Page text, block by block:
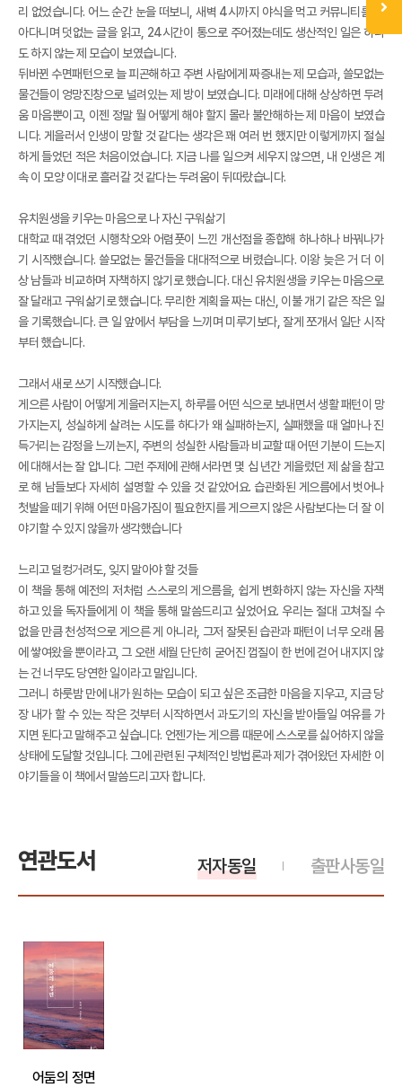
리 없었습니다. 어느 순간 눈을 떠보니, 새벽 4시까지 야식을 먹고 커뮤니티를 돌
아다니며 덧없는 글을 읽고, 24시간이 통으로 주어졌는데도 생산적인 일은 하나
도 하지 않는 제 모습이 보였습니다.
뒤바뀐 수면패턴으로 늘 피곤해하고 주변 사람에게 짜증내는 제 모습과, 쓸모없는
물건들이 엉망진창으로 널려있는 제 방이 보였습니다. 미래에 대해 상상하면 두려
움 마음뿐이고, 이젠 정말 뭘 어떻게 해야 할지 몰라 불안해하는 제 마음이 보였습
니다. 게을러서 인생이 망할 것 같다는 생각은 꽤 여러 번 했지만 이렇게까지 절실
하게 들었던 적은 처음이었습니다. 지금 나를 일으켜 세우지 않으면, 내 인생은 계
속 이 모양 이대로 흘러갈 것 같다는 두려움이 뒤따랐습니다.
유치원생을 키우는 마음으로 나 자신 구워삶기
대학교 때 겪었던 시행착오와 어렴풋이 느낀 개선점을 종합해 하나하나 바꿔나가
기 시작했습니다. 쓸모없는 물건들을 대대적으로 버렸습니다. 이왕 늦은 거 더 이
상 남들과 비교하며 자책하지 않기로 했습니다. 대신 유치원생을 키우는 마음으로
잘 달래고 구워삶기로 했습니다. 무리한 계획을 짜는 대신, 이불 개기 같은 작은 일
을 기록했습니다. 큰 일 앞에서 부담을 느끼며 미루기보다, 잘게 쪼개서 일단 시작
부터 했습니다.
그래서 새로 쓰기 시작했습니다.
게으른 사람이 어떻게 게을러지는지, 하루를 어떤 식으로 보내면서 생활 패턴이 망
가지는지, 성실하게 살려는 시도를 하다가 왜 실패하는지, 실패했을 때 얼마나 진
득거리는 감정을 느끼는지, 주변의 성실한 사람들과 비교할 때 어떤 기분이 드는지
에 대해서는 잘 압니다. 그런 주제에 관해서라면 몇 십 년간 게을렀던 제 삶을 참고
로 해 남들보다 자세히 설명할 수 있을 것 같았어요. 습관화된 게으름에서 벗어나
첫발을 떼기 위해 어떤 마음가짐이 필요한지를 게으르지 않은 사람보다는 더 잘 이
야기할 수 있지 않을까 생각했습니다
느리고 덜컹거려도, 잊지 말아야 할 것들
이 책을 통해 예전의 저처럼 스스로의 게으름을, 쉽게 변화하지 않는 자신을 자책
하고 있을 독자들에게 이 책을 통해 말씀드리고 싶었어요. 우리는 절대 고쳐질 수
없을 만큼 천성적으로 게으른 게 아니라, 그저 잘못된 습관과 패턴이 너무 오래 몸
에 쌓여왔을 뿐이라고, 그 오랜 세월 단단히 굳어진 껍질이 한 번에 걷어 내지지 않
는 건 너무도 당연한 일이라고 말입니다.
그러니 하룻밤 만에 내가 원하는 모습이 되고 싶은 조급한 마음을 지우고, 지금 당
장 내가 할 수 있는 작은 것부터 시작하면서 과도기의 자신을 받아들일 여유를 가
지면 된다고 말해주고 싶습니다. 언젠가는 게으름 때문에 스스로를 싫어하지 않을
상태에 도달할 것입니다. 그에 관련된 구체적인 방법론과 제가 겪어왔던 자세한 이
야기들을 이 책에서 말씀드리고자 합니다.
연관도서 출판사동일
저자동일
어둠의 정면